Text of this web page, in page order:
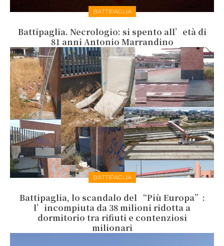
BATTIPAGLIA
Battipaglia. Necrologio: si spento all’età di
81 anni Antonio Marrandino
BATTIPAGLIA
Battipaglia, lo scandalo del “Più Europa”:
l’incompiuta da 38 milioni ridotta a
dormitorio tra rifiuti e contenziosi
milionari